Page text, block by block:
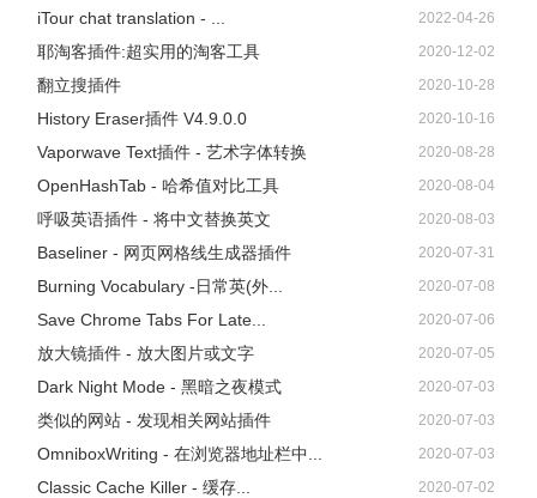
iTour chat translation - ... 2022-04-26
耶淘客插件:超实用的淘客工具 2020-12-02
翻立搜插件 2020-10-28
History Eraser插件 V4.9.0.0 2020-10-16
Vaporwave Text插件 - 艺术字体转换 2020-08-28
OpenHashTab - 哈希值对比工具 2020-08-04
呼吸英语插件 - 将中文替换英文 2020-08-03
Baseliner - 网页网格线生成器插件 2020-07-31
Burning Vocabulary -日常英(外... 2020-07-08
Save Chrome Tabs For Late... 2020-07-06
放大镜插件 - 放大图片或文字 2020-07-05
Dark Night Mode - 黑暗之夜模式 2020-07-03
类似的网站 - 发现相关网站插件 2020-07-03
OmniboxWriting - 在浏览器地址栏中... 2020-07-03
Classic Cache Killer - 缓存... 2020-07-02